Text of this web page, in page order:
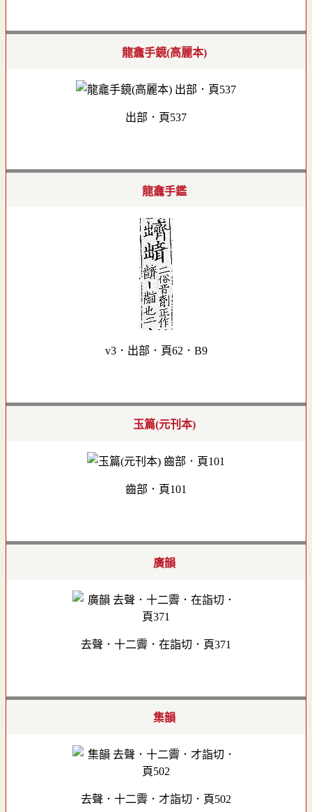
龍龕手鏡(高麗本)
出部．頁537
龍龕手鑑
v3．出部．頁62．B9
玉篇(元刊本)
齒部．頁101
廣韻
去聲．十二霽．在詣切．頁371
集韻
去聲．十二霽．才詣切．頁502